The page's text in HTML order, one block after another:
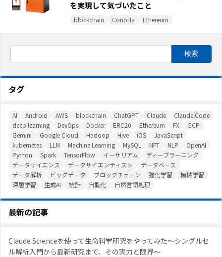
を実現して気づいたこと
blockchain ConoHa Ethereum
タグ
AI Android AWS blockchain ChatGPT Claude
Claude Code
deep learning
DevOps Docker ERC20 Ethereum FX
GCP
Gemini
Google Cloud Hadoop Hive iOS
JavaScript
kubernetes
LLM Machine Learning MySQL NFT NLP
OpenAI
Python
Spark TensorFlow イーサリアム
ディープラーニング
データサイエンス
データサイエンティスト
データベース
データ解析
ビッグデータ ブロックチェーン 強化学習
機械学習
深層学習
生成AI 統計 自動化 自然言語処理
最新の記事
Claude Scienceを使って生命科学研究をやってみた〜シングルセ
ル解析入門から最新研究まで、その実力と限界〜